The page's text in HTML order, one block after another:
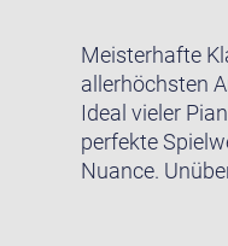
Meisterhafte
allerhöchsten
Ideal vieler
perfekte
Nuance.